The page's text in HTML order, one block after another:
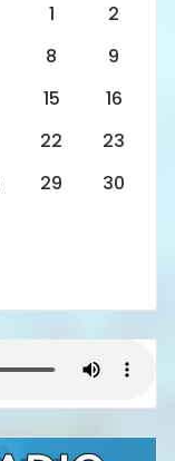
1
2
8
9
15
16
22
23
29
30